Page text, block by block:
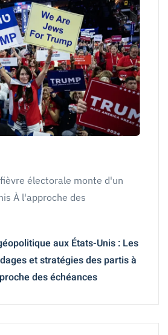
électorale monte d'un
À l'approche des
aux États-Unis : Les
et stratégies des partis à
des échéances